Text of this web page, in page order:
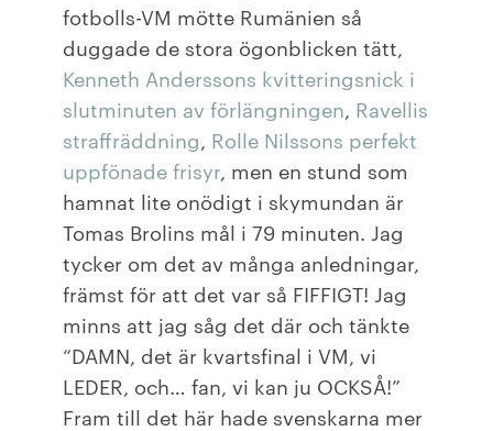
fotbolls-VM mötte Rumänien så
duggade de stora ögonblicken tätt,
Kenneth Anderssons kvitteringsnick i
slutminuten av förlängningen Ravellis
straffräddning Rolle Nilssons perfekt
uppfönade frisyr, men en stund som
hamnat lite onödigt i skymundan är
Tomas Brolins mål i 79 minuten. Jag
tycker om det av många anledningar,
främst för att det var så FIFFIGT! Jag
minns att jag såg det där och tänkte
“DAMN, det är kvartsfinal i VM, vi
LEDER, och… fan, vi kan ju OCKSÅ!”
Fram till det här hade svenskarna mer